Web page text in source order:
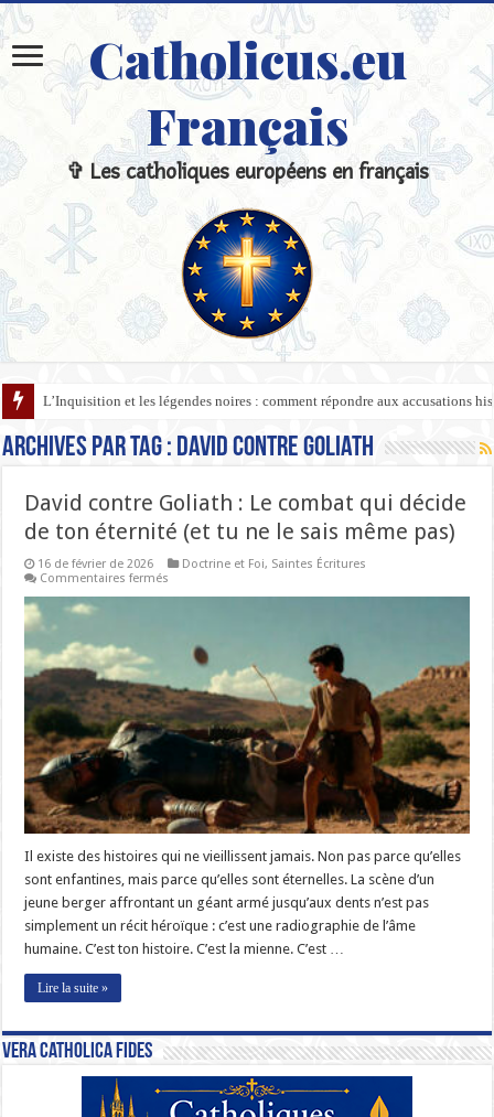
Catholicus.eu
Français
✞ Les catholiques européens en français
L’Inquisition et les légendes noires : comment répondre aux accusations
Archives par tag : David contre Goliath
David contre Goliath : Le combat qui décide
de ton éternité (et tu ne le sais même pas)
16 de février de 2026 Doctrine et Foi, Saintes Écritures
Commentaires fermés
combat
décide
de
ton
éternité
le
sais
même
pas)
Il existe des histoires qui ne vieillissent jamais. Non pas parce qu’elles
sont enfantines, mais parce qu’elles sont éternelles. La scène d’un
jeune berger affrontant un géant armé jusqu’aux dents n’est pas
simplement un récit héroïque : c’est une radiographie de l’âme
humaine. C’est ton histoire. C’est la mienne. C’est …
Lire la suite »
Vera Catholica Fides